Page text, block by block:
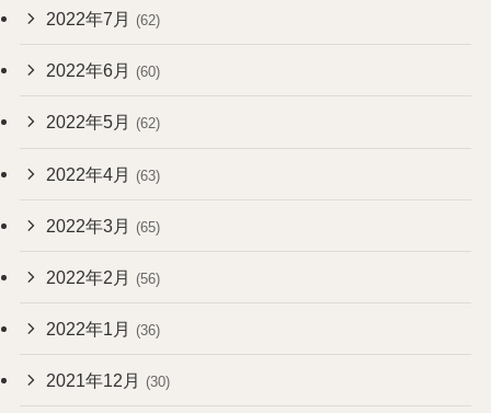
2022年7月 (62)
2022年6月 (60)
2022年5月 (62)
2022年4月 (63)
2022年3月 (65)
2022年2月 (56)
2022年1月 (36)
2021年12月 (30)